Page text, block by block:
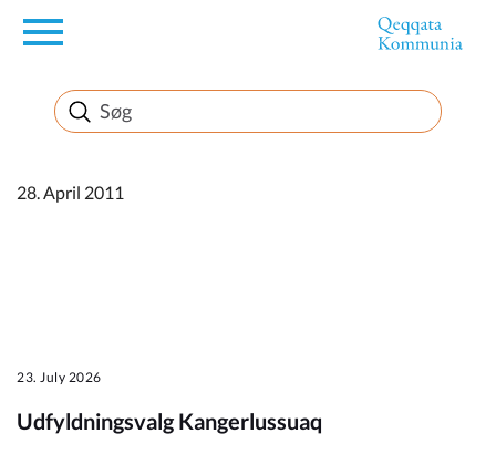
en
Borger
Erhverv
28. April 2011
23. July 2026
Udfyldningsvalg Kangerlussuaq